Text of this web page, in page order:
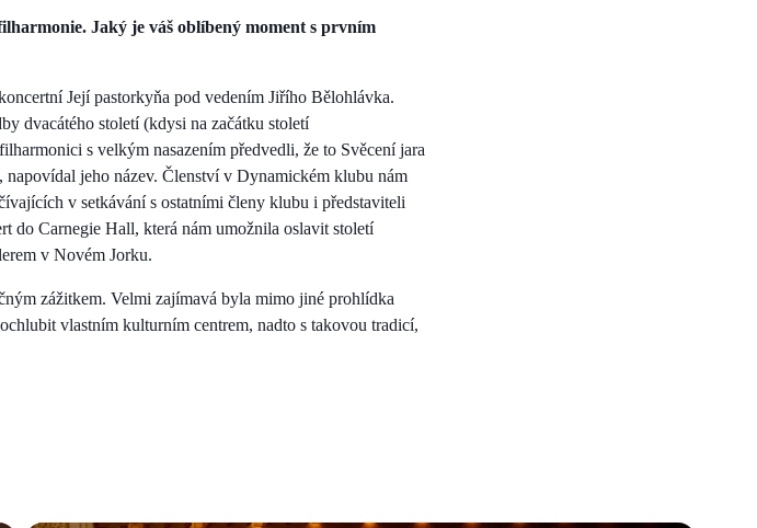
Jaký je váš oblíbený moment s prvním
Její pastorkyňa pod vedením Jiřího Bělohlávka.
dvacátého století (kdysi na začátku století
s velkým nasazením předvedli, že to Svěcení jara
jeho název. Členství v Dynamickém klubu nám
v setkávání s ostatními členy klubu i představiteli
do Carnegie Hall, která nám umožnila oslavit století
v Novém Jorku.
zážitkem. Velmi zajímavá byla mimo jiné prohlídka
vlastním kulturním centrem, nadto s takovou tradicí,